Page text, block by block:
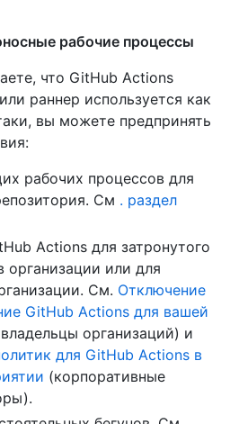
рабочие процессы
что GitHub Actions
раннер используется как
вы можете предпринять
рабочих процессов для
См . раздел
Actions для затронутого
организации или для
См. Отключение
GitHub Actions для вашей
организаций) и
для GitHub Actions в
(корпоративные